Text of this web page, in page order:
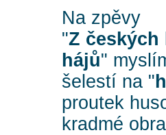
Nezamyslice
Na zpěvy
"Z českých
hájů"
šelestí na "
proutek
kradmé